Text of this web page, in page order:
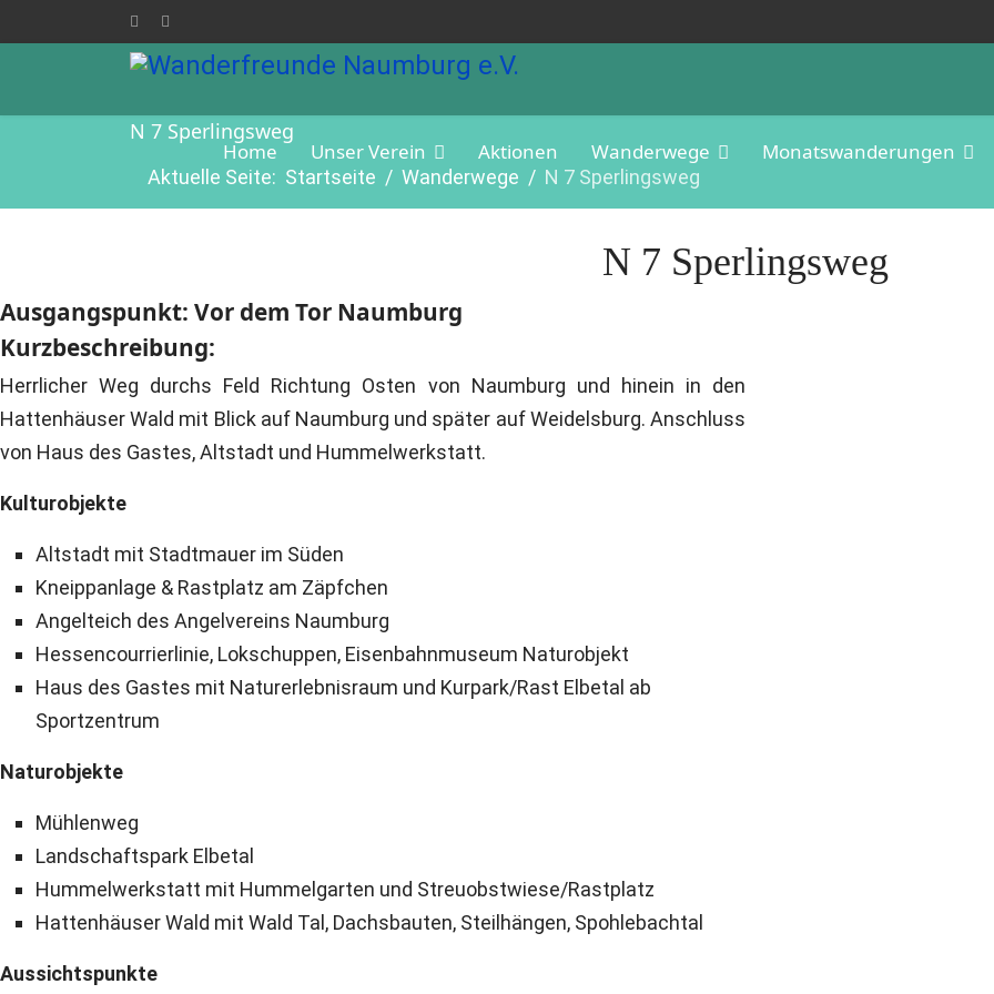
Home Unser Verein Aktionen Wanderwege Monatswanderungen
N 7 Sperlingsweg
Aktuelle Seite: Startseite Wanderwege N 7 Sperlingsweg
N 7 Sperlingsweg
Ausgangspunkt: Vor dem Tor Naumburg
Kurzbeschreibung:
Herrlicher Weg durchs Feld Richtung Osten von Naumburg und hinein in den
Hattenhäuser Wald mit Blick auf Naumburg und später auf Weidelsburg. Anschluss
von Haus des Gastes, Altstadt und Hummelwerkstatt.
Kulturobjekte
Altstadt mit Stadtmauer im Süden
Kneippanlage & Rastplatz am Zäpfchen
Angelteich des Angelvereins Naumburg
Hessencourrierlinie, Lokschuppen, Eisenbahnmuseum Naturobjekt
Haus des Gastes mit Naturerlebnisraum und Kurpark/Rast Elbetal ab
Sportzentrum
Naturobjekte
Mühlenweg
Landschaftspark Elbetal
Hummelwerkstatt mit Hummelgarten und Streuobstwiese/Rastplatz
Hattenhäuser Wald mit Wald Tal, Dachsbauten, Steilhängen, Spohlebachtal
Aussichtspunkte